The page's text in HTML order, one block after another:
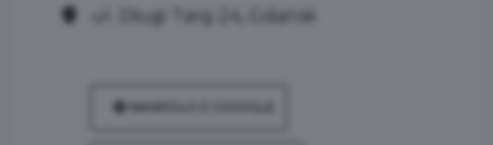
ul. Długi Targ 24, Gdańsk